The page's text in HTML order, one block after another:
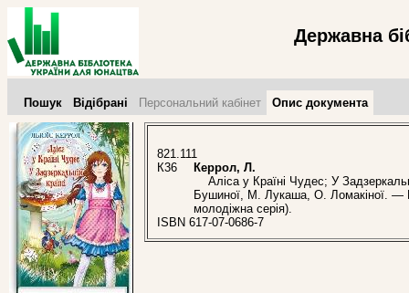
Державна
Пошук Відібрані Персональний кабінет Опис документа
821.111
К36
Керрол, Л.
Аліса у Країні Чудес; У
Бушиної, М. Лукаша, О. Ломакіної.
молодіжна серія).
ISBN 617-07-0686-7